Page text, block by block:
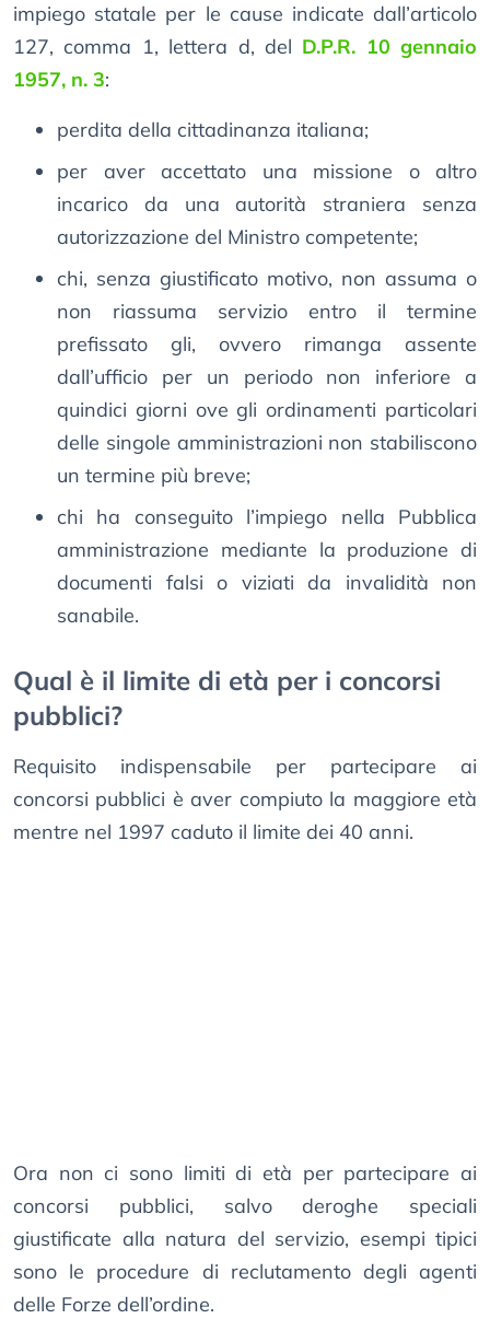
impiego statale per le cause indicate dall’articolo
127, comma 1, lettera d, del D.P.R. 10 gennaio
1957, n. 3:
perdita della cittadinanza italiana;
per aver accettato una missione o altro
incarico da una autorità straniera senza
autorizzazione del Ministro competente;
chi, senza giustificato motivo, non assuma o
non riassuma servizio entro il termine
prefissato gli, ovvero rimanga assente
dall’ufficio per un periodo non inferiore a
quindici giorni ove gli ordinamenti particolari
delle singole amministrazioni non stabiliscono
un termine più breve;
chi ha conseguito l’impiego nella Pubblica
amministrazione mediante la produzione di
documenti falsi o viziati da invalidità non
sanabile.
Qual è il limite di età per i concorsi
pubblici?
Requisito indispensabile per partecipare ai
concorsi pubblici è aver compiuto la maggiore età
mentre nel 1997 caduto il limite dei 40 anni.
Ora non ci sono limiti di età per partecipare ai
concorsi pubblici, salvo deroghe speciali
giustificate alla natura del servizio, esempi tipici
sono le procedure di reclutamento degli agenti
delle Forze dell’ordine.